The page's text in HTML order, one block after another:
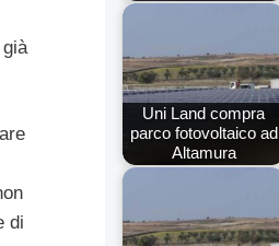
di
Uni Land compra
parco fotovoltaico ad
Altamura